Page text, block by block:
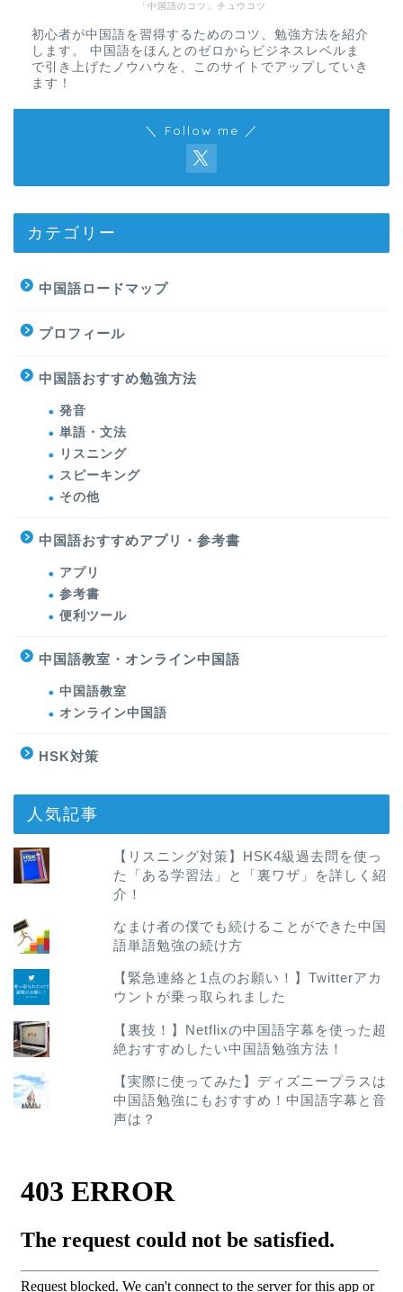
「中国語のコツ」チュウコツ
初心者が中国語を習得するためのコツ、勉強方法を紹介
します。 中国語をほんとのゼロからビジネスレベルま
で引き上げたノウハウを、このサイトでアップしていき
ます！
＼ Follow me ／
カテゴリー
中国語ロードマップ
プロフィール
中国語おすすめ勉強方法
発音
単語・文法
リスニング
スピーキング
その他
中国語おすすめアプリ・参考書
アプリ
参考書
便利ツール
中国語教室・オンライン中国語
中国語教室
オンライン中国語
HSK対策
人気記事
【リスニング対策】HSK4級過去問を使っ
た「ある学習法」と「裏ワザ」を詳しく紹
介！
なまけ者の僕でも続けることができた中国
語単語勉強の続け方
【緊急連絡と1点のお願い！】Twitterアカ
ウントが乗っ取られました
【裏技！】Netflixの中国語字幕を使った超
絶おすすめしたい中国語勉強方法！
【実際に使ってみた】ディズニープラスは
中国語勉強にもおすすめ！中国語字幕と音
声は？